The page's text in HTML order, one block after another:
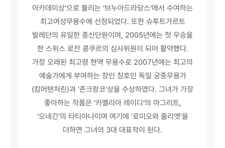
아카데미상’으로 불리는 ‘브누아드라당스’에서 수여하는
최고여성무용수에 선정되었다. 또한 슈투트가르트
발레단의 유일한 종신단원이며, 2005년에는 첫 우승을
한 스위스 로잔 콩쿠르의 심사위원이 되어 활약했다.
가장 오래된 최고령 현역 무용수로 2007년에는 최고의
예술가에게 부여하는 장인 칭호인 독일 궁중무용가
(캄머탠처린)과 '존크랑코'상을 수상하였다. 그녀가 가장
좋아하는 작품은 ‘카멜리아 레이디’의 마그리트,
‘오네긴’의 타티아나이며 여기에 '로미오와 줄리엣'을
더하면 그녀의 3대 대표작이 된다.